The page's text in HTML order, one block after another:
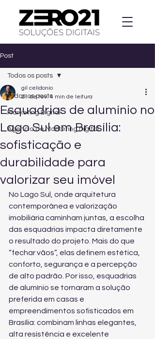
Post
Todos os posts
Marketing Digital
Agencia de Marketing Digital
Todos os posts
Esquadrias de alumínio no
Lago Sul em Brasília:
sofisticação e
durabilidade para
valorizar seu imóvel
gil celidonio
21 de fev. 4 min de leitura
No Lago Sul, onde arquitetura
contemporânea e valorização
imobiliária caminham juntas, a escolha
das esquadrias impacta diretamente
o resultado do projeto. Mais do que
“fechar vãos”, elas definem estética,
conforto, segurança e a percepção
de alto padrão. Por isso, esquadrias
de alumínio se tornaram a solução
preferida em casas e
empreendimentos sofisticados em
Brasília: combinam linhas elegantes,
alta resistência e excelente